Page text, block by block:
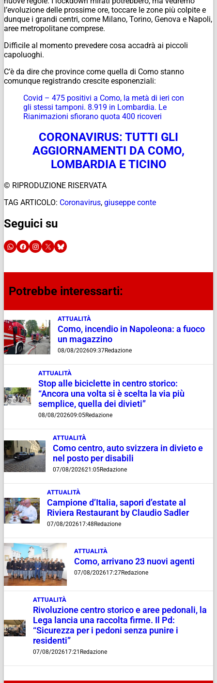
l’evoluzione delle prossime ore, toccare le zone più colpite e
dunque i grandi centri, come Milano, Torino, Genova e Napoli,
aree metropolitane comprese.
Difficile al momento prevedere cosa accadrà ai piccoli
capoluoghi.
C’è da dire che province come quella di Como stanno
comunque registrando crescite esponenziali:
Covid – 475 positivi a Como, la metà di ieri con
gli stessi tamponi. 8.919 in Lombardia. Le
Rianimazioni sfiorano quota 400 ricoveri
CORONAVIRUS: TUTTI GLI
AGGIORNAMENTI DA COMO,
LOMBARDIA E TICINO
© RIPRODUZIONE RISERVATA
TAG ARTICOLO: Coronavirus, giuseppe conte
Seguici su
Potrebbe interessarti:
ATTUALITÀ
Como, incendio in Napoleona: a fuoco
un magazzino
08/08/202609:37Redazione
ATTUALITÀ
Stop alle biciclette in centro storico:
“Ancora una volta si è scelta la via più
semplice, quella dei divieti”
08/08/202609:05Redazione
ATTUALITÀ
Como centro, auto svizzera in divieto e
nel posto per disabili
07/08/202621:05Redazione
ATTUALITÀ
Campione d’Italia, sapori d’estate al
Riviera Restaurant by Claudio Sadler
07/08/202617:48 Redazione
ATTUALITÀ
Como, arrivano 23 nuovi agenti
07/08/202617:27Redazione
ATTUALITÀ
Rivoluzione centro storico e aree pedonali, la
Lega lancia una raccolta firme. Il Pd:
“Sicurezza per i pedoni senza punire i
residenti”
07/08/202617:21 Redazione